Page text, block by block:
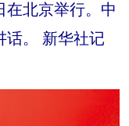
在北京举行。中
话。 新华社记